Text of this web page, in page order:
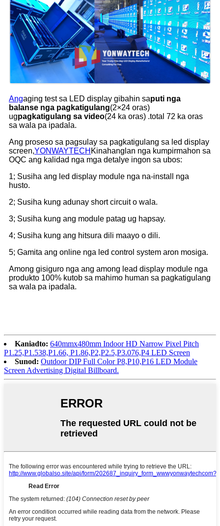
Angaging test sa LED display gibahin saputi nga
balanse nga pagkatigulang(2×24 oras)
ugpagkatigulang sa video(24 ka oras) .total 72 ka oras
sa wala pa ipadala.
Ang proseso sa pagsulay sa pagkatigulang sa led display
screen,YONWAYTECH Kinahanglan nga kumpirmahon sa
OQC ang kalidad nga mga detalye ingon sa ubos:
1; Susiha ang led display module nga na-install nga
husto.
2; Susiha kung adunay short circuit o wala.
3; Susiha kung ang module patag ug hapsay.
4; Susiha kung ang hitsura dili maayo o dili.
5; Gamita ang online nga led control system aron mosiga.
Among gisiguro nga ang among lead display module nga
produkto 100% kutob sa mahimo human sa pagkatigulang
sa wala pa ipadala.
Kaniadto: 640mmx480mm Indoor HD Narrow Pixel Pitch
P1.25,P1.538,P1.66, P1.86,P2,P2.5,P3.076,P4 LED Screen
Sunod: Outdoor DIP Full Color P8,P10,P16 LED Module
Screen Advertising Digital Billboard.